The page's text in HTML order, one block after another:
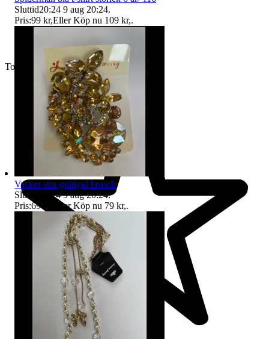
Toppsäljare
Sluttid20:24 9 aug 20:24.
Pris:99 kr,Eller Köp nu 109 kr,.
Vacker stor guldgul brosch
Sluttid
20:24 9 aug 20:24.
Pris:69 kr Eller Köp nu 79 kr,.